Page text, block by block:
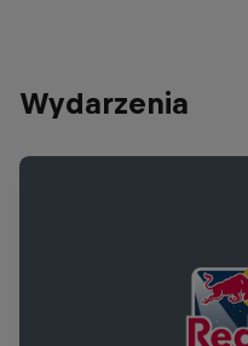
Wydarzenia